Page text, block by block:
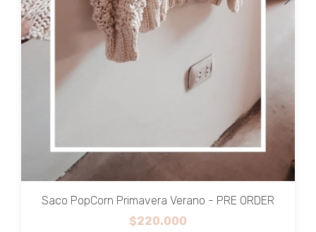
Saco PopCorn Primavera Verano - PRE ORDER
$220.000